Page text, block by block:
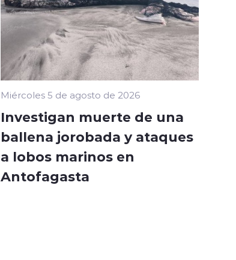
Miércoles 5 de agosto de 2026
Investigan muerte de una
ballena jorobada y ataques
a lobos marinos en
Antofagasta